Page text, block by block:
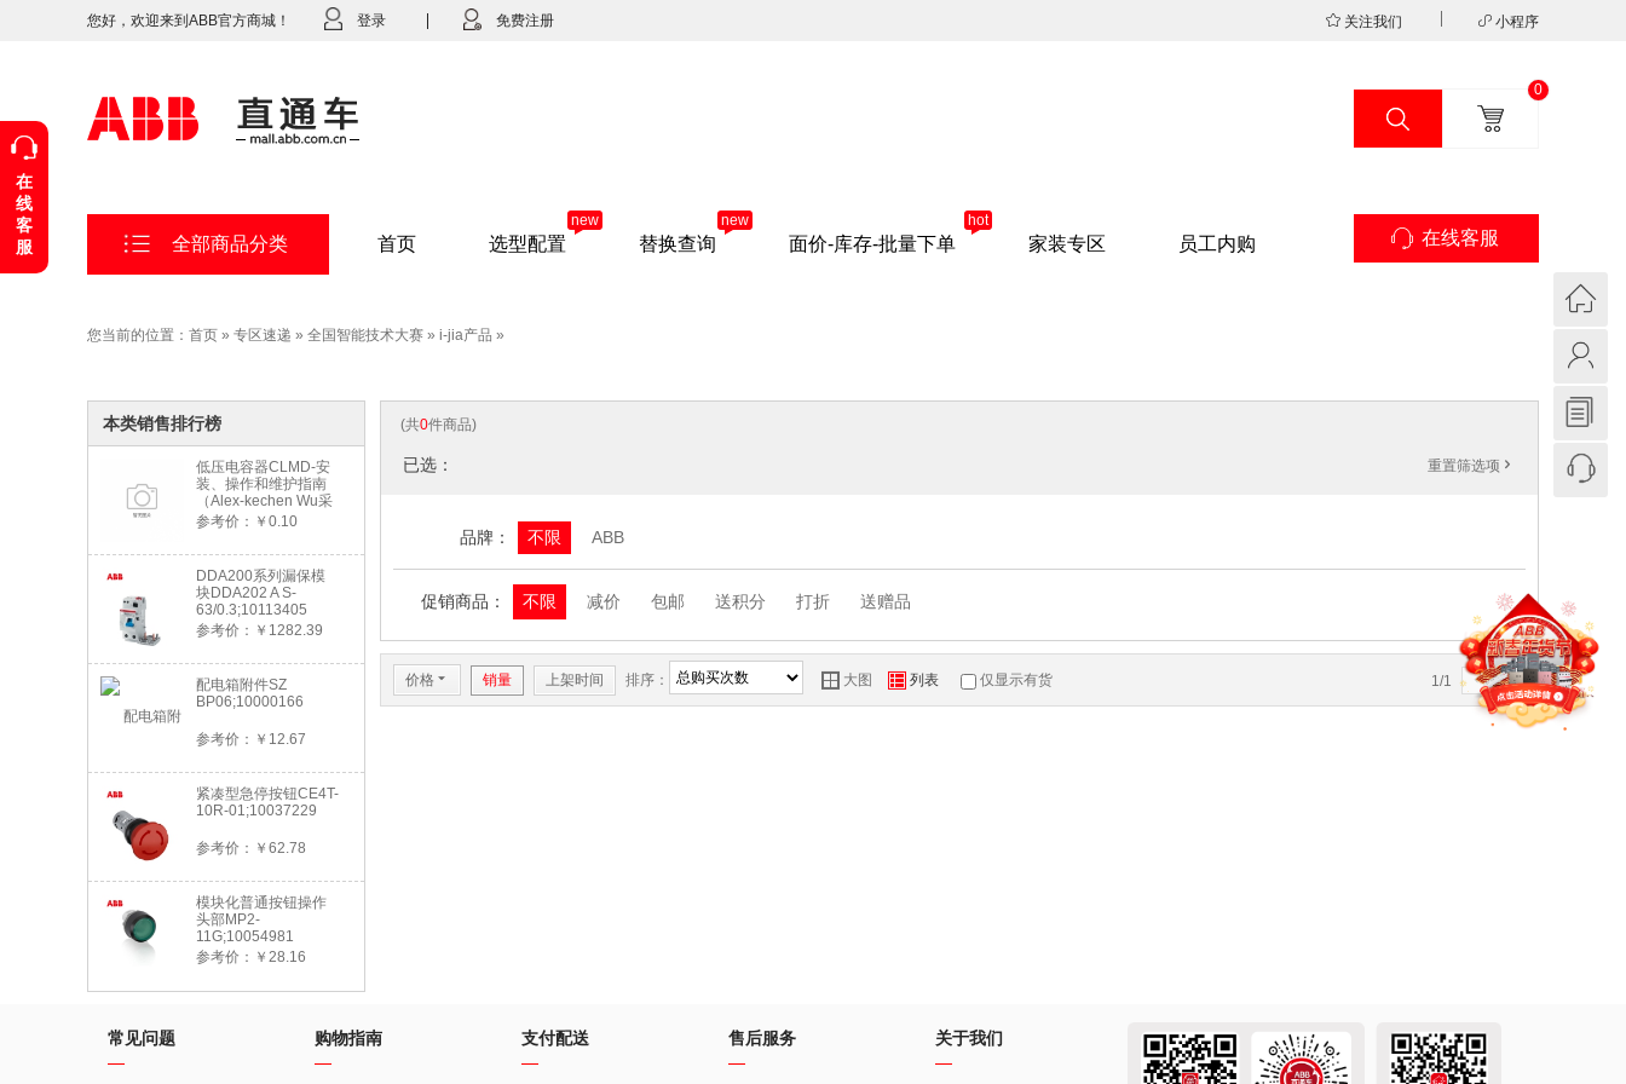
您好，欢迎来到ABB官方商城！ 登录 免费注册 关注我们 小程序
0
全部商品分类 首页 选型配置
new
替换查询
new
面价-库存-批量下单
hot
家装专区 员工内购 在线客服
您当前的位置： 首页 » 专区速递 » 全国智能技术大赛 » i-jia产品 »
本类销售排行榜
低压电容器CLMD-安
装、操作和维护指南
（Alex-kechen Wu采
购）-2022年版
参考价：￥0.10
DDA200系列漏保模
块DDA202 A S-
63/0.3;10113405
参考价：￥1282.39
配电箱附件SZ
BP06;10000166
参考价：￥12.67
紧凑型急停按钮CE4T-
10R-01;10037229
参考价：￥62.78
模块化普通按钮操作
头部MP2-
11G;10054981
参考价：￥28.16
(共0件商品)
已选： 重置筛选项 '
品牌： 不限 ABB
促销商品： 不限 减价 包邮 送积分 打折 送赠品
价格 6 销量 上架时间 排序： Y 大图 Z 列表 仅显示有货 1/1 4 5
常见问题 购物指南 支付配送 售后服务 关于我们
在
线
客
服